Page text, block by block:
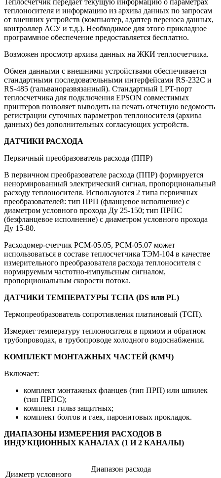
Теплосчетчик передает текущую информацию о параметрах
теплоносителя и информацию из архива данных по запросам
от внешних устройств (компьютер, адаптер переноса данных,
контроллер АСУ и т.д.). Необходимое для этого прикладное
программное обеспечение предоставляется бесплатно.
Возможен просмотр архива данных на ЖКИ теплосчетчика.
Обмен данными с внешними устройствами обеспечивается
стандартными последовательными интерфейсами RS-232С и
RS-485 (гальваноразвязанный). Стандартный LPT-порт
теплосчетчика для подключения EPSON совместимых
принтеров позволяет выводить на печать отчетную ведомость
регистрации суточных параметров теплоносителя (архива
данных) без дополнительных согласующих устройств.
ДАТЧИКИ РАСХОДА
Первичный преобразователь расхода (ППР)
В первичном преобразователе расхода (ППР) формируется
ненормированный электрический сигнал, пропорциональный
расходу теплоносителя. Используются 2 типа первичных
преобразователей: тип ПРП (фланцевое исполнение) с
диаметром условного прохода Ду 25-150; тип ПРПС
(безфланцевое исполнение) с диаметром условного прохода
Ду 15-80.
Расходомер-счетчик РСМ-05.05, РСМ-05.07 может
использоваться в составе теплосчетчика ТЭМ-104 в качестве
измерительного преобразователя расхода теплоносителя с
нормируемым частотно-импульсным сигналом,
пропорциональным скорости потока.
ДАТЧИКИ ТЕМПЕРАТУРЫ ТСПА (DS или PL)
Термопреобразователь сопротивления платиновый (ТСП).
Измеряет температуру теплоносителя в прямом и обратном
трубопроводах, в трубопроводе холодного водоснабжения.
КОМПЛЕКТ МОНТАЖНЫХ ЧАСТЕЙ (КМЧ)
Включает:
комплект монтажных фланцев (тип ПРП) или шпилек
(тип ПРПС);
комплект гильз защитных;
комплект болтов и гаек, паронитовых прокладок.
ДИАПАЗОНЫ ИЗМЕРЕНИЯ РАСХОДОВ В
ИНДУКЦИОННЫХ КАНАЛАХ (1 И 2 КАНАЛЫ)
Диаметр условного
Диапазон расхода